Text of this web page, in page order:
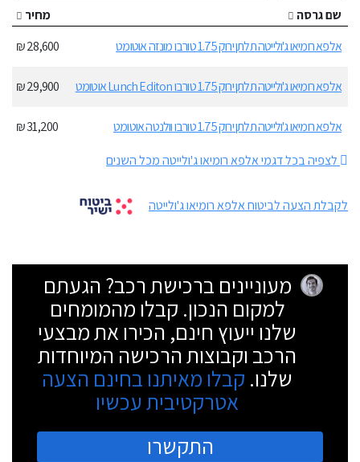
שם גרסה
מחיר
אלפא רומיאו ג'ולייטה תלתן ירוק 1.75 טורבו מונזה אוטומט
28,600 ₪
אלפא רומיאו ג'ולייטה תלתן ירוק 1.75 טורבו Lunch Editon אוטומט 29,900 ₪
אלפא רומיאו ג'ולייטה תלתן ירוק 1.75 טורבו וולנטה אוטומט
31,200 ₪
לצפיה בכל דגמי אלפא רומיאו ג'ולייטה מכל השנים
לקבלת הצעה לביטוח אלפא רומיאו ג'ולייטה
מעוניינים ברכישת רכב? הגעתם
למקום הנכון. קבלו מהמומחים
שלנו ייעוץ חינם, הכירו את מבצעי
הרכב וקבוצות הרכישה המיוחדות
שלנו. קבלו מאיתנו בחינם הצעה
אטרקטיבית עכשיו
התקשרו